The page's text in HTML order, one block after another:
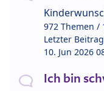
972 Themen /
Letzter
10. Jun 2026
Ich bin